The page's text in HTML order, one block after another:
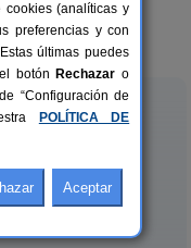
6 pers.
desde23 €
(analíticas y
preferencias y con
últimas puedes
botón Rechazar o
“Configuración de
POLÍTICA DE